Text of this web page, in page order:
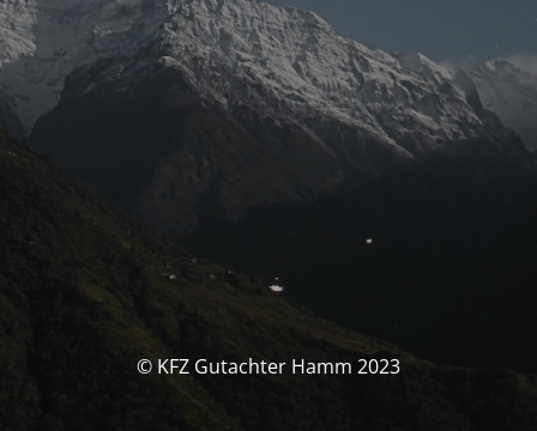
© KFZ Gutachter Hamm 2023